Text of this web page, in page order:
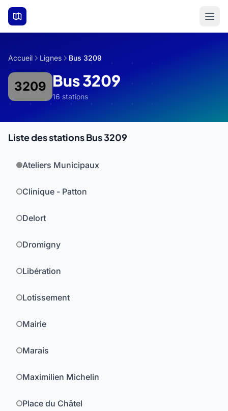
Aller au contenu principal
Accueil Lignes Bus 3209
3209 Bus 3209
16 stations
Liste des stations Bus 3209
Ateliers Municipaux
Clinique - Patton
Delort
Dromigny
Libération
Lotissement
Mairie
Marais
Maximilien Michelin
Place du Châtel